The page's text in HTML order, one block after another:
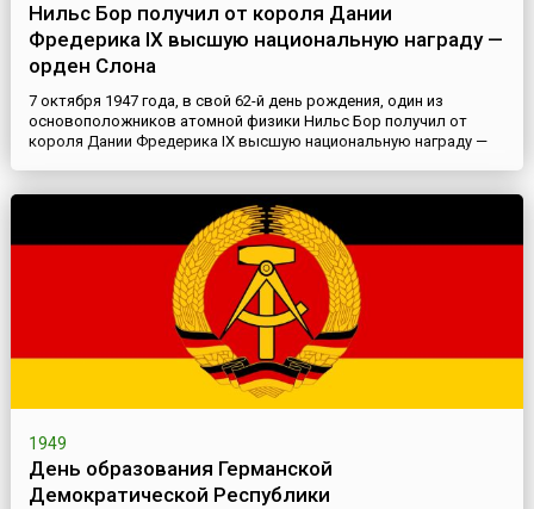
Нильс Бор получил от короля Дании
Фредерика IX высшую национальную награду —
орден Слона
7 октября 1947 года, в свой 62-й день рождения, один из
основоположников атомной физики Нильс Бор получил от
короля Дании Фредерика IX высшую национальную награду —
знаки, даже при всей редкости и необычности их форм,
задумывались как более или менее плоские, чтобы одной
своей...
1949
День образования Германской
Демократической Республики